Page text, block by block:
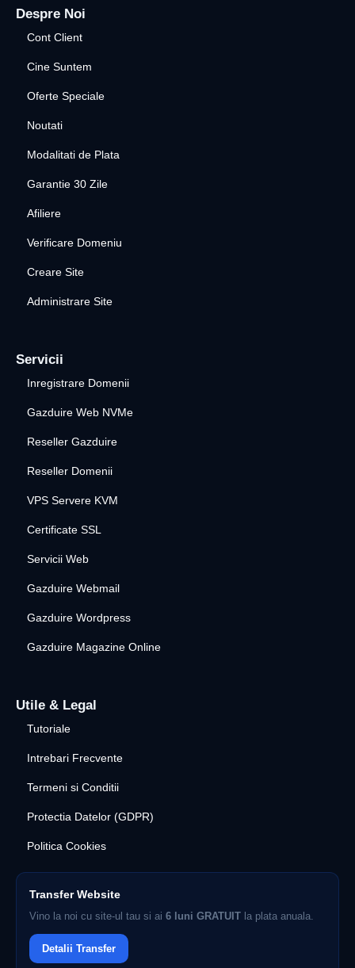
Despre Noi
Cont Client
Cine Suntem
Oferte Speciale
Noutati
Modalitati de Plata
Garantie 30 Zile
Afiliere
Verificare Domeniu
Creare Site
Administrare Site
Servicii
Inregistrare Domenii
Gazduire Web NVMe
Reseller Gazduire
Reseller Domenii
VPS Servere KVM
Certificate SSL
Servicii Web
Gazduire Webmail
Gazduire Wordpress
Gazduire Magazine Online
Utile & Legal
Tutoriale
Intrebari Frecvente
Termeni si Conditii
Protectia Datelor (GDPR)
Politica Cookies
Transfer Website
Vino la noi cu site-ul tau si ai 6 luni GRATUIT la plata anuala.
Detalii Transfer